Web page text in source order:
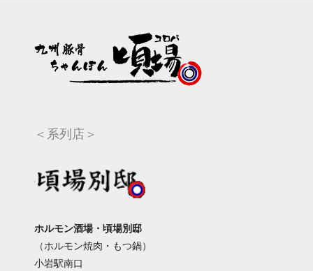
＜系列店＞
ホルモン酒場・頃場別邸
（ホルモン焼肉・もつ鍋）
小岩駅南口